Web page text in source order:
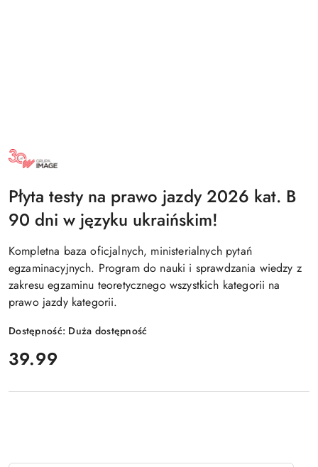
NAZWA
PRODUCENTA:
GRUPA
Płyta testy na prawo jazdy 2026 kat. B
90 dni w języku ukraińskim!
Kompletna baza oficjalnych, ministerialnych pytań
egzaminacyjnych. Program do nauki i sprawdzania wiedzy z
zakresu egzaminu teoretycznego wszystkich kategorii na
prawo jazdy kategorii.
Dostępność: Duża dostępność
cena:
39.99